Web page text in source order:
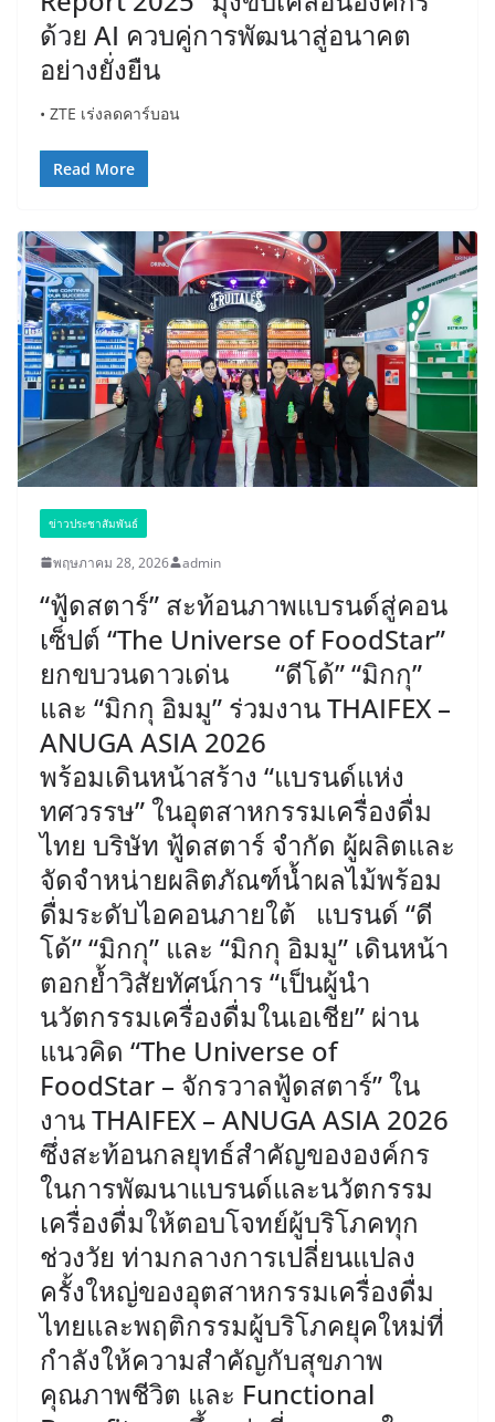
ด้วย AI ควบคู่การพัฒนาสู่อนาคต
อย่างยั่งยืน
• ZTE เร่งลดคาร์บอน
Read More
ข่าวประชาสัมพันธ์
พฤษภาคม 28, 2026 admin
“ฟู้ดสตาร์” สะท้อนภาพแบรนด์สู่คอน
เซ็ปต์ “The Universe of FoodStar”
ยกขบวนดาวเด่น “ดีโด้” “มิกกุ”
และ “มิกกุ อิมมู” ร่วมงาน THAIFEX –
ANUGA ASIA 2026
พร้อมเดินหน้าสร้าง “แบรนด์แห่ง
ทศวรรษ” ในอุตสาหกรรมเครื่องดื่ม
ไทย ​บริษัท ฟู้ดสตาร์ จำกัด ผู้ผลิตและ
จัดจำหน่ายผลิตภัณฑ์น้ำผลไม้พร้อม
ดื่มระดับไอคอนภายใต้ แบรนด์ “ดี
โด้” “มิกกุ” และ “มิกกุ อิมมู” เดินหน้า
ตอกย้ำวิสัยทัศน์การ “เป็นผู้นำ
นวัตกรรมเครื่องดื่มในเอเชีย” ผ่าน
แนวคิด “The Universe of
FoodStar – จักรวาลฟู้ดสตาร์” ใน
งาน THAIFEX – ANUGA ASIA 2026
ซึ่งสะท้อนกลยุทธ์สำคัญขององค์กร
ในการพัฒนาแบรนด์และนวัตกรรม
เครื่องดื่มให้ตอบโจทย์ผู้บริโภคทุก
ช่วงวัย ท่ามกลางการเปลี่ยนแปลง
ครั้งใหญ่ของอุตสาหกรรมเครื่องดื่ม
ไทยและพฤติกรรมผู้บริโภคยุคใหม่ที่
กำลังให้ความสำคัญกับสุขภาพ
คุณภาพชีวิต และ Functional